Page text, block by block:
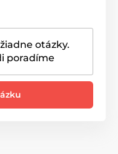
otázky.
poradíme